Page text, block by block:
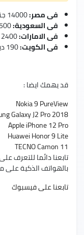
فى مصر:14000 جنيه مصري
فى السعودية:2500
فى الامارات:2400 درهم اماراتي
فى الكويت:190 دينار كويتي
قد يهمك ايضا :
Nokia 9 PureView
Galaxy J2 Pro 2018
Apple iPhone 12 Pro
Huawei Honor 9 Lite
TECNO Camon 11
تابعنا دائما للتعرف
بالهواتف الذكية على
تابعنا على فيسبوك